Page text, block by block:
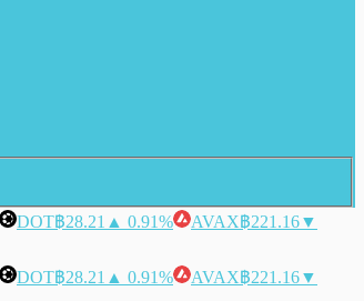
DOT฿28.21 ▲ 0.91% AVAX฿221.16▼
DOT฿28.21 ▲ 0.91% AVAX฿221.16▼